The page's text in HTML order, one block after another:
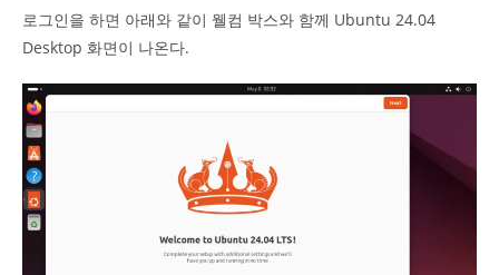
로그인을 하면 아래와 같이 웰컴 박스와 함께 Ubuntu 24.04
Desktop 화면이 나온다.